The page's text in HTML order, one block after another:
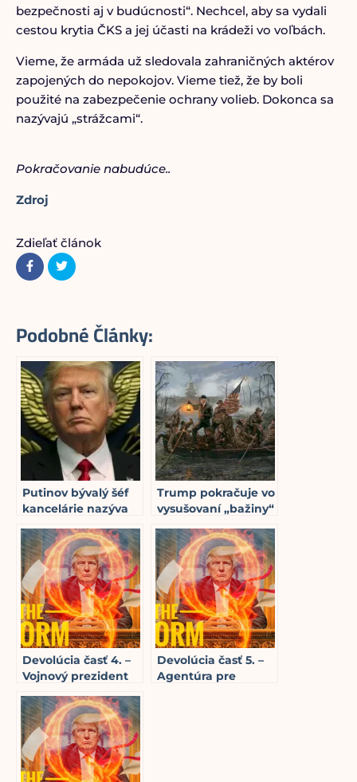
bezpečnosti aj v budúcnosti“. Nechcel, aby sa vydali
cestou krytia ČKS a jej účasti na krádeži vo voľbách.
Vieme, že armáda už sledovala zahraničných aktérov
zapojených do nepokojov. Vieme tiež, že by boli
použité na zabezpečenie ochrany volieb. Dokonca sa
nazývajú „strážcami“.
Pokračovanie nabudúce..
Zdroj
Zdieľať článok
Podobné Články:
Putinov bývalý šéf
kancelárie nazýva
šampiónom proti
NWO 7min read
Trump pokračuje vo
vysušovaní „bažiny“
rodinnej histórii
8min read
Devolúcia časť 4. –
Vojnový prezident
Devolúcia časť 5. –
Agentúra pre